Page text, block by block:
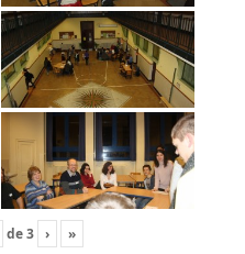
de3 › »